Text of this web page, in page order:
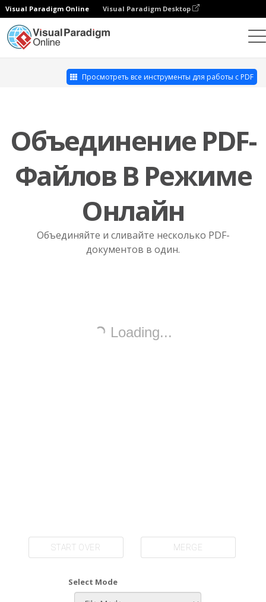
Visual Paradigm Online Visual Paradigm Desktop
Просмотреть все инструменты для работы с PDF
Объединение PDF-
Файлов В Режиме
Онлайн
Объединяйте и сливайте несколько PDF-
документов в один.
START OVER MERGE
Select Mode